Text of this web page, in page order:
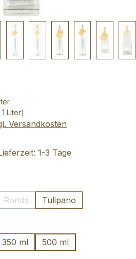
Liter)
Versandkosten
1-3 Tage
Ronda
(Diese Option ist zurzeit nicht
Tulipano
350 ml 500 ml